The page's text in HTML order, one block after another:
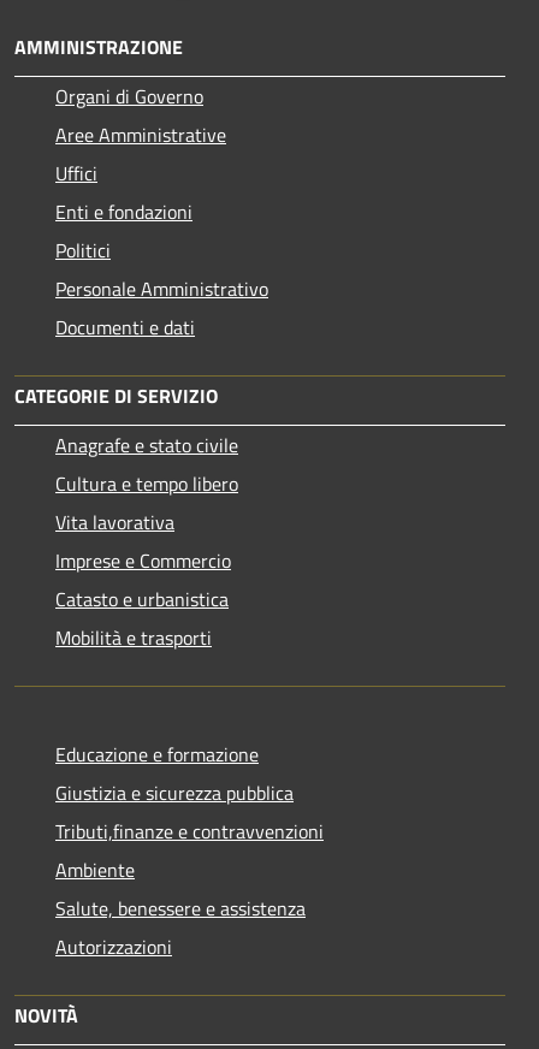
AMMINISTRAZIONE
Organi di Governo
Aree Amministrative
Uffici
Enti e fondazioni
Politici
Personale Amministrativo
Documenti e dati
CATEGORIE DI SERVIZIO
Anagrafe e stato civile
Cultura e tempo libero
Vita lavorativa
Imprese e Commercio
Catasto e urbanistica
Mobilità e trasporti
Educazione e formazione
Giustizia e sicurezza pubblica
Tributi,finanze e contravvenzioni
Ambiente
Salute, benessere e assistenza
Autorizzazioni
NOVITÀ